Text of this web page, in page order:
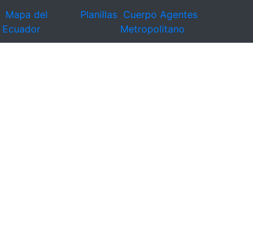
Mapa del
Ecuador
Planillas Cuerpo Agentes
Metropolitano